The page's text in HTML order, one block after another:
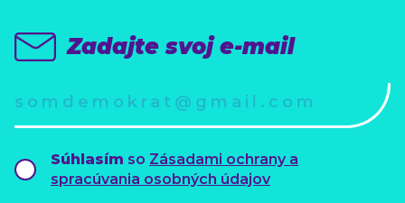
Zadajte svoj e-mail
Súhlasím so Zásadami ochrany a
spracúvania osobných údajov